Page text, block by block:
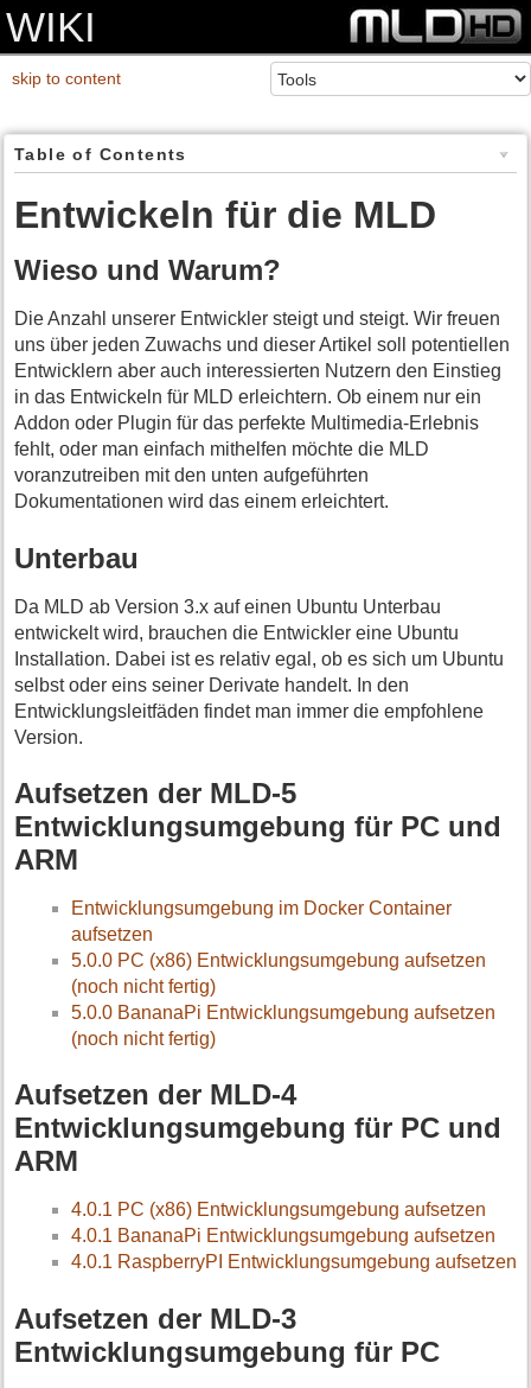
WIKI
skip to content
Table of Contents
Entwickeln für die MLD
Wieso und Warum?
Die Anzahl unserer Entwickler steigt und steigt. Wir freuen
uns über jeden Zuwachs und dieser Artikel soll potentiellen
Entwicklern aber auch interessierten Nutzern den Einstieg
in das Entwickeln für MLD erleichtern. Ob einem nur ein
Addon oder Plugin für das perfekte Multimedia-Erlebnis
fehlt, oder man einfach mithelfen möchte die MLD
voranzutreiben mit den unten aufgeführten
Dokumentationen wird das einem erleichtert.
Unterbau
Da MLD ab Version 3.x auf einen Ubuntu Unterbau
entwickelt wird, brauchen die Entwickler eine Ubuntu
Installation. Dabei ist es relativ egal, ob es sich um Ubuntu
selbst oder eins seiner Derivate handelt. In den
Entwicklungsleitfäden findet man immer die empfohlene
Version.
Aufsetzen der MLD-5
Entwicklungsumgebung für PC und
ARM
Entwicklungsumgebung im Docker Container
aufsetzen
5.0.0 PC (x86) Entwicklungsumgebung aufsetzen
(noch nicht fertig)
5.0.0 BananaPi Entwicklungsumgebung aufsetzen
(noch nicht fertig)
Aufsetzen der MLD-4
Entwicklungsumgebung für PC und
ARM
4.0.1 PC (x86) Entwicklungsumgebung aufsetzen
4.0.1 BananaPi Entwicklungsumgebung aufsetzen
4.0.1 RaspberryPI Entwicklungsumgebung aufsetzen
Aufsetzen der MLD-3
Entwicklungsumgebung für PC